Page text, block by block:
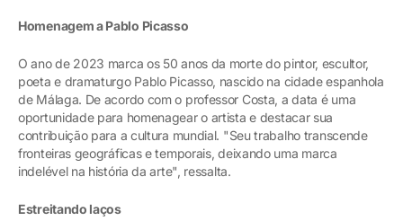
Homenagem a Pablo Picasso
O ano de 2023 marca os 50 anos da morte do pintor, escultor,
poeta e dramaturgo Pablo Picasso, nascido na cidade espanhola
de Málaga. De acordo com o professor Costa, a data é uma
oportunidade para homenagear o artista e destacar sua
contribuição para a cultura mundial. "Seu trabalho transcende
fronteiras geográficas e temporais, deixando uma marca
indelével na história da arte", ressalta.
Estreitando laços